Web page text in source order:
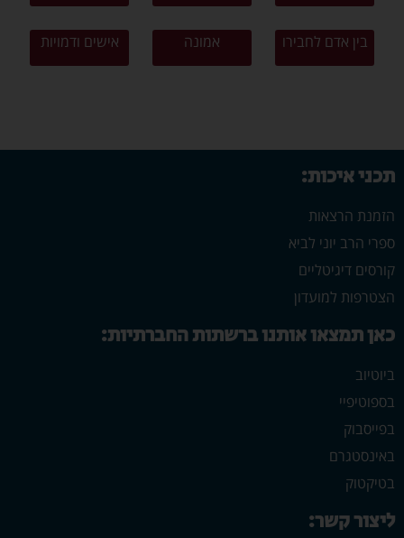
בין אדם לחבירו אמונה אישים ודמויות
תכני איכות:
הזמנת הרצאות
ספרי הרב יוני לביא
קורסים דיגיטליים
הצטרפות למועדון
כאן תמצאו אותנו ברשתות החברתיות:
ביוטיוב
בספוטיפיי
בפייסבוק
באינסטגרם
בטיקטוק
ליצור קשר: